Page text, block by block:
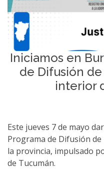
Iniciamos en
de Difusión
interior
Este jueves 7 de mayo
Programa de Difusión
la provincia, impulsado
de Tucumán.